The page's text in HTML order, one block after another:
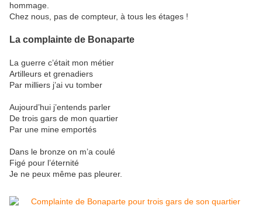
hommage.
Chez nous, pas de compteur, à tous les étages !
La complainte de Bonaparte
La guerre c’était mon métier
Artilleurs et grenadiers
Par milliers j’ai vu tomber
Aujourd’hui j’entends parler
De trois gars de mon quartier
Par une mine emportés
Dans le bronze on m’a coulé
Figé pour l’éternité
Je ne peux même pas pleurer.